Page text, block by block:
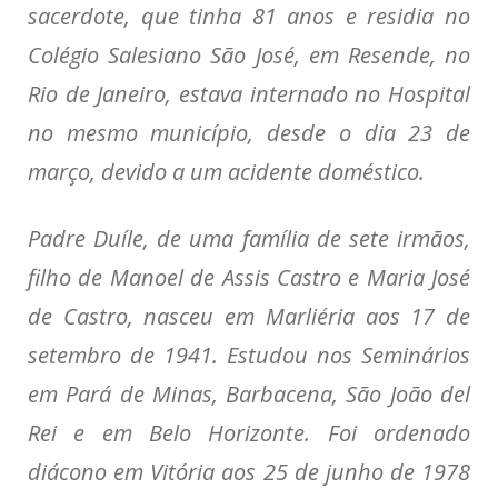
sacerdote, que tinha 81 anos e residia no
Colégio Salesiano São José, em Resende, no
Rio de Janeiro, estava internado no Hospital
no mesmo município, desde o dia 23 de
março, devido a um acidente doméstico.
Padre Duíle, de uma família de sete irmãos,
filho de Manoel de Assis Castro e Maria José
de Castro, nasceu em Marliéria aos 17 de
setembro de 1941. Estudou nos Seminários
em Pará de Minas, Barbacena, São João del
Rei e em Belo Horizonte. Foi ordenado
diácono em Vitória aos 25 de junho de 1978